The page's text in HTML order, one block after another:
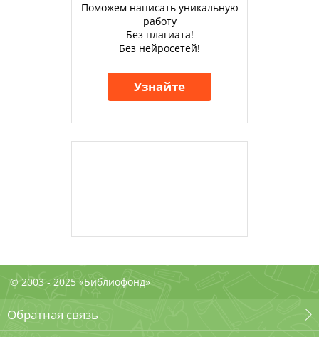
Поможем написать уникальную
работу
Без плагиата!
Без нейросетей!
Узнайте
© 2003 - 2025 «Библиофонд»
Обратная связь